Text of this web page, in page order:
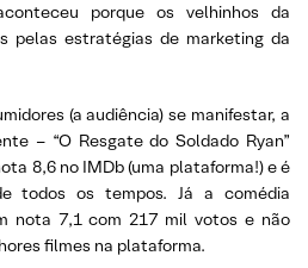
porque os velhinhos da
pelas estratégias de marketing da
(a audiência) se manifestar, a
– “O Resgate do Soldado Ryan”
8,6 no IMDb (uma plataforma!) e é
todos os tempos. Já a comédia
nota 7,1 com 217 mil votos e não
filmes na plataforma.